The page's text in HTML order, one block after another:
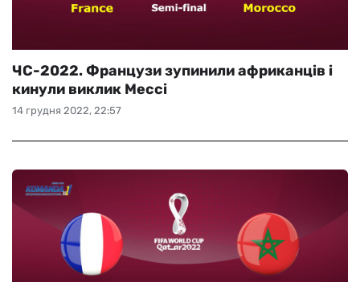
14 грудня 2022, 22:57
ЧС-2022. Французи зупинили африканців і
кинули виклик Мессі